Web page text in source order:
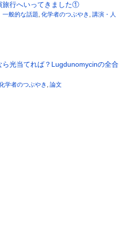
旅行へいってきました①
一般的な話題, 化学者のつぶやき , 講演・人
ら光当てれば？Lugdunomycinの全合
学者のつぶやき , 論文